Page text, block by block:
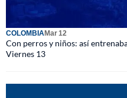
COLOMBIAMar 12
Con perros y niños: así
Viernes 13